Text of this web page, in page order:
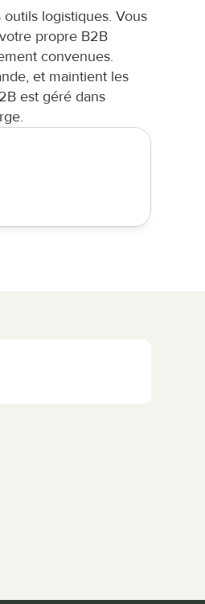
logistiques. Vous
propre B2B
convenues.
et maintient les
est géré dans